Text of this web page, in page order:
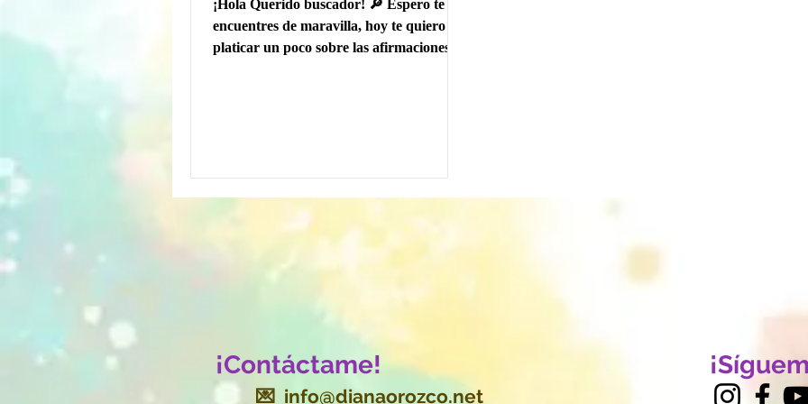
¡Hola Querido buscador! 🔎 Espero te
encuentres de maravilla, hoy te quiero
platicar un poco sobre las afirmaciones y
¡Contáctame!
💌 info@dianaorozco.net